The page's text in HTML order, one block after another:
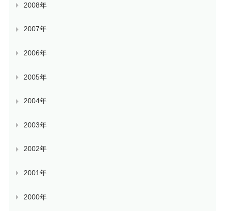
2008年
2007年
2006年
2005年
2004年
2003年
2002年
2001年
2000年